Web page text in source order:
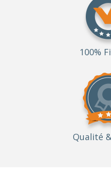
100%
Qualité